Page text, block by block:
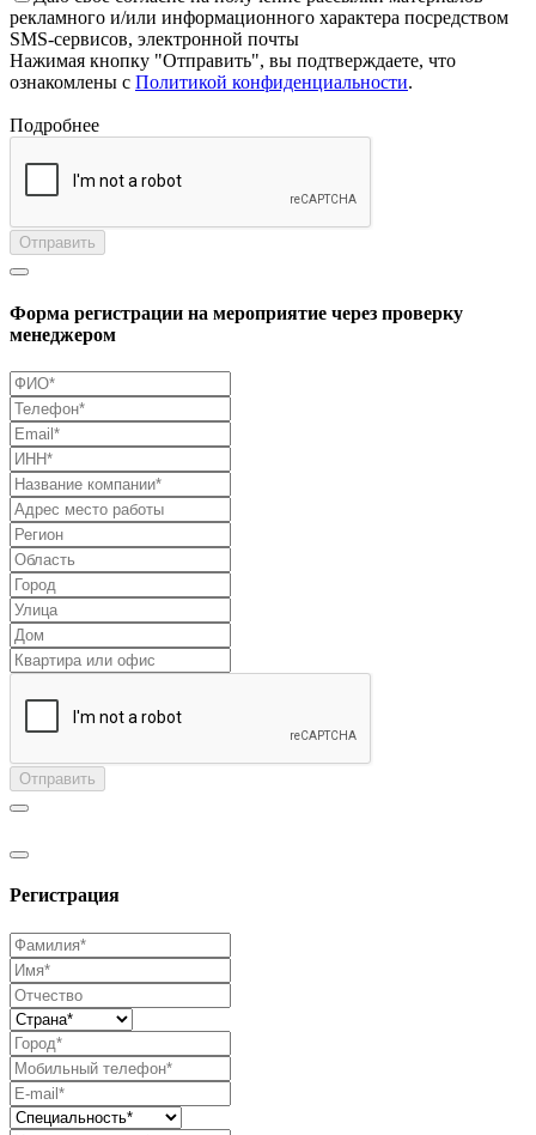
рекламного и/или информационного характера посредством
SMS-сервисов, электронной почты
Нажимая кнопку "Отправить", вы подтверждаете, что
ознакомлены с Политикой конфиденциальности.
Подробнее
Отправить
Форма регистрации на мероприятие через проверку
менеджером
Отправить
Регистрация